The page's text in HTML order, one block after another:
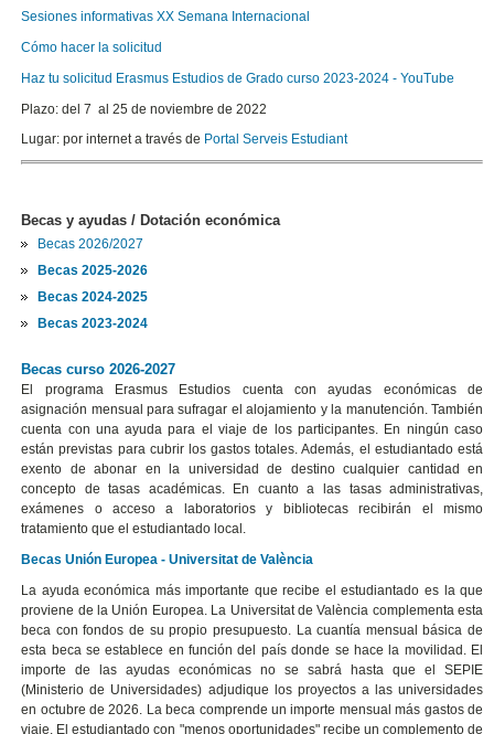
Sesiones informativas XX Semana Internacional
Cómo hacer la solicitud
Haz tu solicitud Erasmus Estudios de Grado curso 2023-2024 - YouTube
Plazo: del 7 al 25 de noviembre de 2022
Lugar: por internet a través de Portal Serveis Estudiant
Becas y ayudas / Dotación económica
Becas 2026/2027
Becas 2025-2026
Becas 2024-2025
Becas 2023-2024
Becas curso 2026-2027
El programa Erasmus Estudios cuenta con ayudas económicas de
asignación mensual para sufragar el alojamiento y la manutención. También
cuenta con una ayuda para el viaje de los participantes. En ningún caso
están previstas para cubrir los gastos totales. Además, el estudiantado está
exento de abonar en la universidad de destino cualquier cantidad en
concepto de tasas académicas. En cuanto a las tasas administrativas,
exámenes o acceso a laboratorios y bibliotecas recibirán el mismo
tratamiento que el estudiantado local.
Becas Unión Europea - Universitat de València
La ayuda económica más importante que recibe el estudiantado es la que
proviene de la Unión Europea. La Universitat de València complementa esta
beca con fondos de su propio presupuesto. La cuantía mensual básica de
esta beca se establece en función del país donde se hace la movilidad. El
importe de las ayudas económicas no se sabrá hasta que el SEPIE
(Ministerio de Universidades) adjudique los proyectos a las universidades
en octubre de 2026. La beca comprende un importe mensual más gastos de
viaje. El estudiantado con "menos oportunidades" recibe un complemento de